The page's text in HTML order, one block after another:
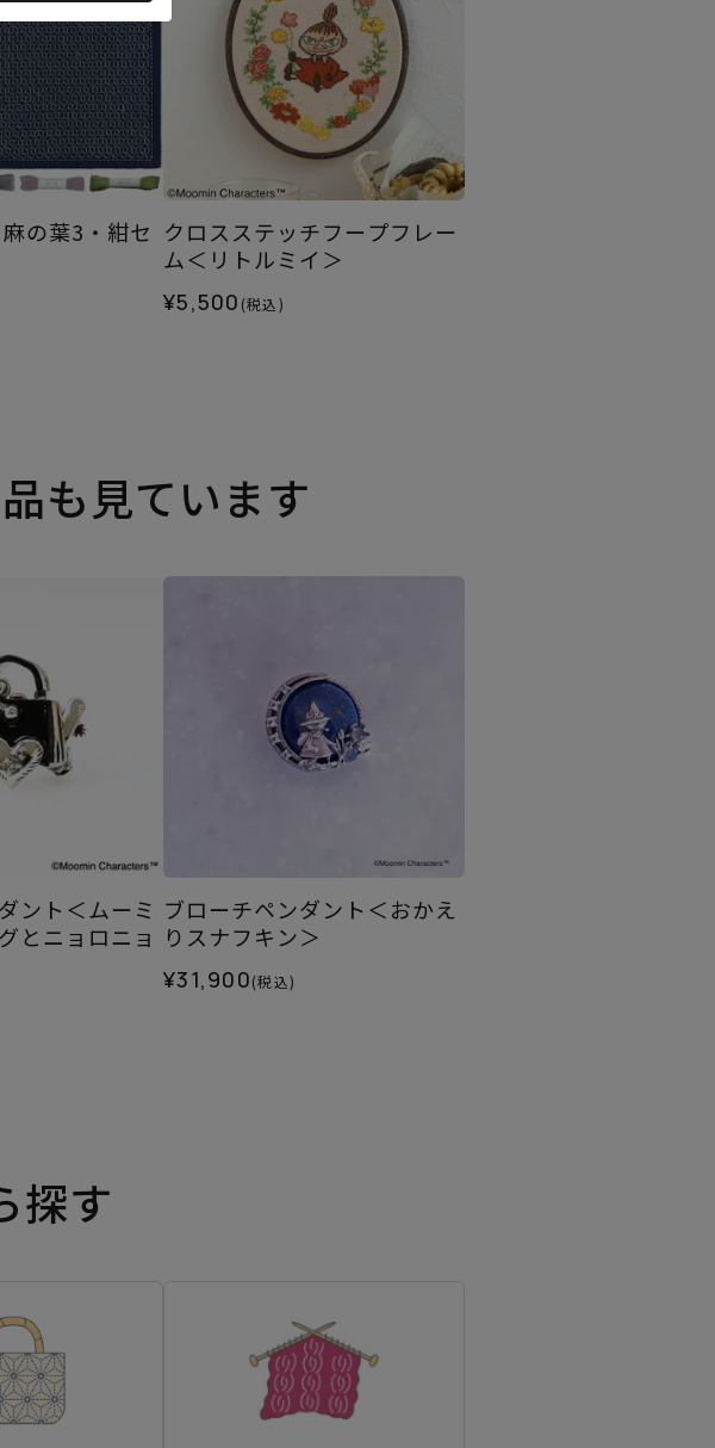
の葉3・紺セ クロスステッチフープフレー
ム＜リトルミイ＞
¥5,500 (税込)
も見ています
ント＜ムーミ
とニョロニョ
ブローチペンダント＜おかえ
りスナフキン＞
¥31,900(税込)
探す